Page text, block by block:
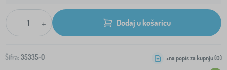
- + Dodaj u košaricu
Šifra: 35335-0 +na popis za kupnju (0)